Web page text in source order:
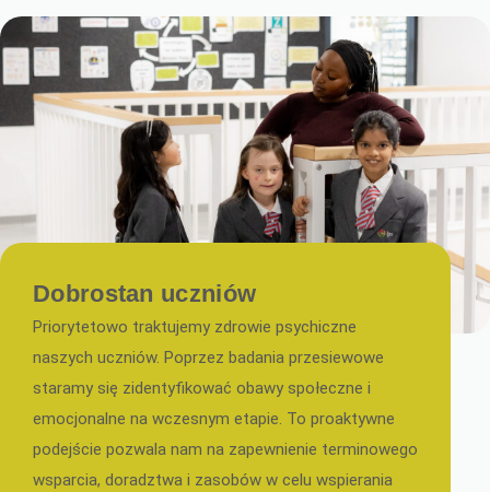
Dobrostan uczniów
Priorytetowo traktujemy zdrowie psychiczne
naszych uczniów. Poprzez badania przesiewowe
staramy się zidentyfikować obawy społeczne i
emocjonalne na wczesnym etapie. To proaktywne
podejście pozwala nam na zapewnienie terminowego
wsparcia, doradztwa i zasobów w celu wspierania